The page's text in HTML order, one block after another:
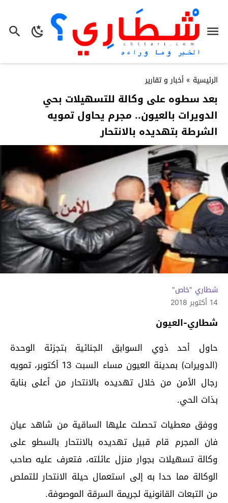
الرئيسية » أخبار و تقارير
بعد سطوه على وكالة للتسهيلات بحي
الدويرات بالعيون.. مجرم يحاول تمويه
الشرطة بتهديده بالانتحار
شطاري "خاص"
14 أكتوبر 2018
شطاري-العيون
حاول أحد ذوي السوابق الجنائية بتجزئة الوحدة
(الدويرات) بمدينة العيون مساء السبت 13 أكتوبر، تمويه
رجال الأمن من خلال تهديده بالانتحار من أعلى بناية
بذات الحي.
ووفق معطيات تحصلت عليها الساقية من شاهد عيان
فان المجرم قام قبيل تهديده بالانتحار بالسطو على
وكالة تسهيلات بجوار منزل عائلته، فتعرف عليه صاحب
الوكالة مما حدا به إلى استعمال حيلة الانتحار للتملص
من التبعات القانونية لجريمة السرقة الموصوفة.